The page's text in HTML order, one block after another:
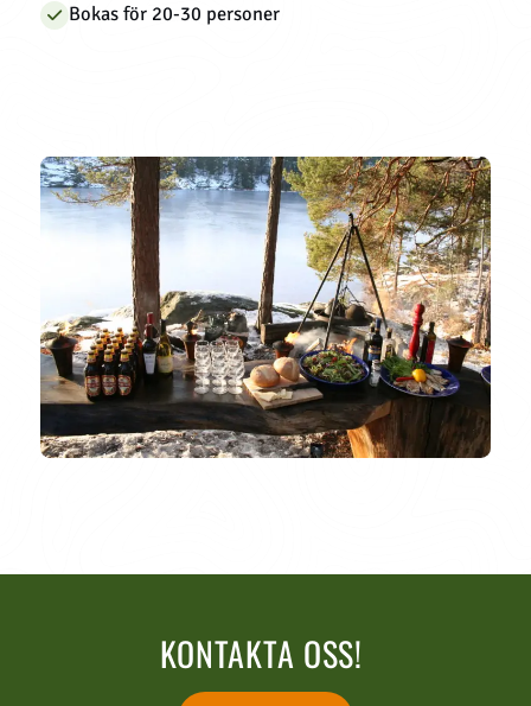
Bokas för 20-30 personer
KONTAKTA OSS!